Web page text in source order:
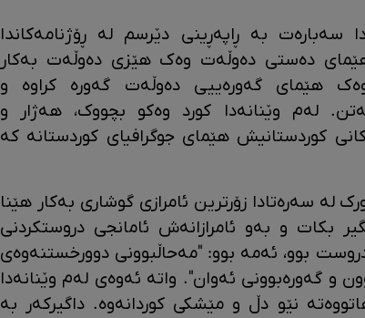
دوو وێنەیە لە ساڵی ١٩٣٧دا سەبارەت بە ڕاپەڕینی دێرسم لە ڕۆژنامەکاندا
دەستی دەوڵەت وەک هێزی دەوڵەت بەکار
هێمای گەورەییی دەوڵەت گەورە کراوە و
لەم وێنانەدا کورد وەکو بچووک، هەژار و
کوردستانیش هێمای جوگرافیای کوردستانە کە
لە سەرەتادا زۆرترین ئامرازی گوشاری بەکار هێنا
بکات و بەو ئامرازانەش ئامانجی دروستکردنی
بوو، ئەمە بوو: "مەحاڵبوونی دوورخستنەوەی
و گەورەبوونی ئەوان". واتە ئەوەی لەم وێنانەدا
نێو دڵ و مێشکی کوردانەوە. داگیرکەر بە